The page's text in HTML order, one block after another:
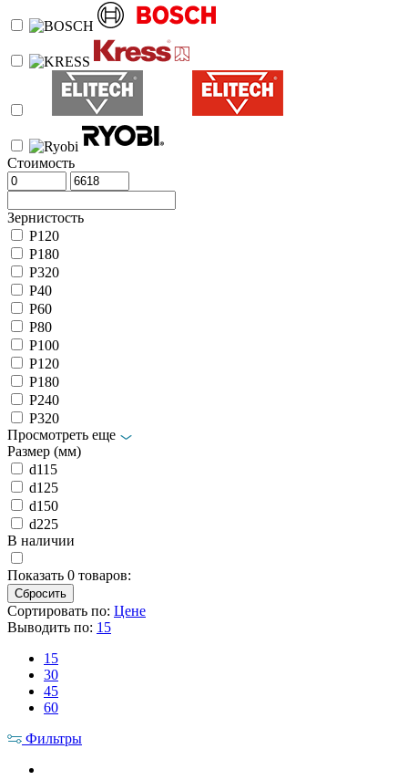
Стоимость
Зернистость
P120
P180
P320
P40
P60
P80
Р100
Р120
Р180
Р240
Р320
Просмотреть еще
Размер (мм)
d115
d125
d150
d225
В наличии
Показать 0 товаров:
Сортировать по: Цене
Выводить по: 15
15
30
45
60
Фильтры